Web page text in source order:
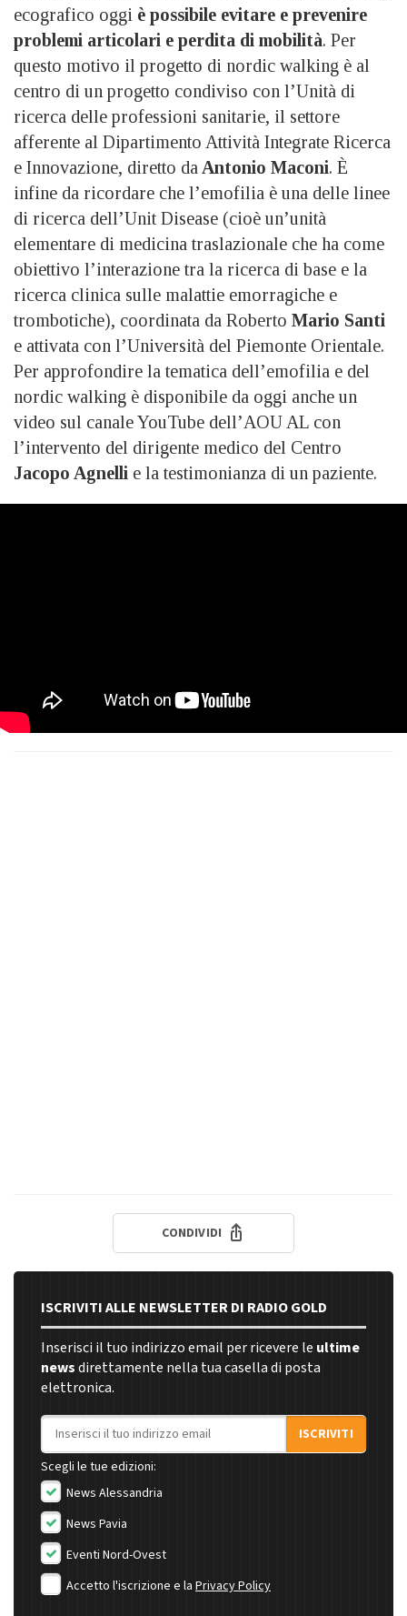
ecografico oggi è possibile evitare e prevenire
problemi articolari e perdita di mobilità. Per
questo motivo il progetto di nordic walking è al
centro di un progetto condiviso con l’Unità di
ricerca delle professioni sanitarie, il settore
afferente al Dipartimento Attività Integrate Ricerca
e Innovazione, diretto da Antonio Maconi. È
infine da ricordare che l’emofilia è una delle linee
di ricerca dell’Unit Disease (cioè un’unità
elementare di medicina traslazionale che ha come
obiettivo l’interazione tra la ricerca di base e la
ricerca clinica sulle malattie emorragiche e
trombotiche), coordinata da Roberto Mario Santi
e attivata con l’Università del Piemonte Orientale.
Per approfondire la tematica dell’emofilia e del
nordic walking è disponibile da oggi anche un
video sul canale YouTube dell’AOU AL con
l’intervento del dirigente medico del Centro
Jacopo Agnelli e la testimonianza di un paziente.
CONDIVIDI
ISCRIVITI ALLE NEWSLETTER DI RADIO GOLD
Inserisci il tuo indirizzo email per ricevere le ultime
newsdirettamente nella tua casella di posta
elettronica.
Indirizzo email
ISCRIVITI
Scegli le tue edizioni:
News Alessandria
News Pavia
Eventi Nord-Ovest
Accetto l'iscrizione e la Privacy Policy